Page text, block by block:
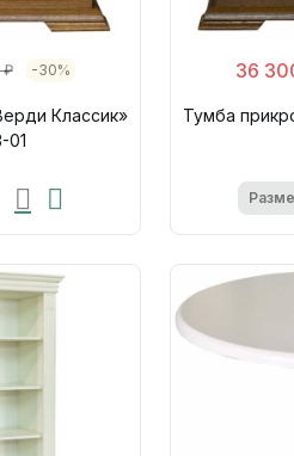
₽ -30%
Классик»
01
36
Тумба